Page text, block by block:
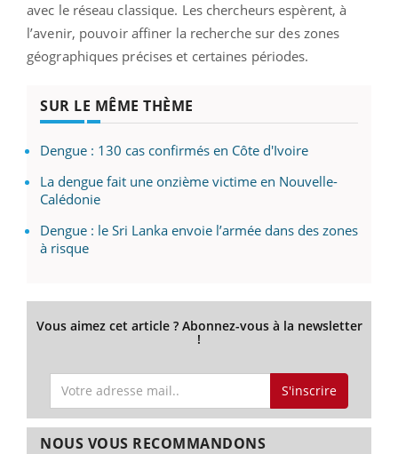
avec le réseau classique. Les chercheurs espèrent, à
l’avenir, pouvoir affiner la recherche sur des zones
géographiques précises et certaines périodes.
SUR LE MÊME THÈME
Dengue : 130 cas confirmés en Côte d'Ivoire
La dengue fait une onzième victime en Nouvelle-
Calédonie
Dengue : le Sri Lanka envoie l’armée dans des zones
à risque
Vous aimez cet article ? Abonnez-vous à la newsletter
!
S'inscrire
NOUS VOUS RECOMMANDONS